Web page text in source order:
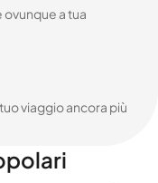
a tua
viaggio ancora più